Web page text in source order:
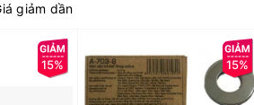
giảm dần
15% 15%